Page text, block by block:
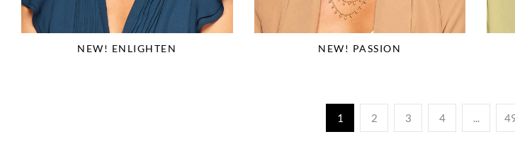
NEW! ENLIGHTEN NEW! PASSION
1 2 3 4 ...